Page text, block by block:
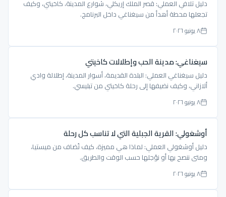
دليل تلافي العملي: قصر الملك إريكلي، شوارع المدينة، كاخيتي، وكيف
تجعلها محطة أهدأ من سيغناغي داخل البرنامج.
٨ يونيو ٢٠٢٦
سيغناغي: مدينة الحب وإطلالات كاخيتي
دليل سيغناغي العملي: البلدة القديمة، أسوار المدينة، إطلالة وادي
ألازاني، وكيف نضيفها إلى رحلة كاخيتي من تبليسي.
٨ يونيو ٢٠٢٦
أوشغولي: القرية الجبلية التي لا تناسب كل رحلة
دليل أوشغولي العملي: لماذا هي مميزة، كيف تُضاف من ميستيا،
ومتى ننصح بها أو نؤجلها حسب الوقت والطريق.
٨ يونيو ٢٠٢٦